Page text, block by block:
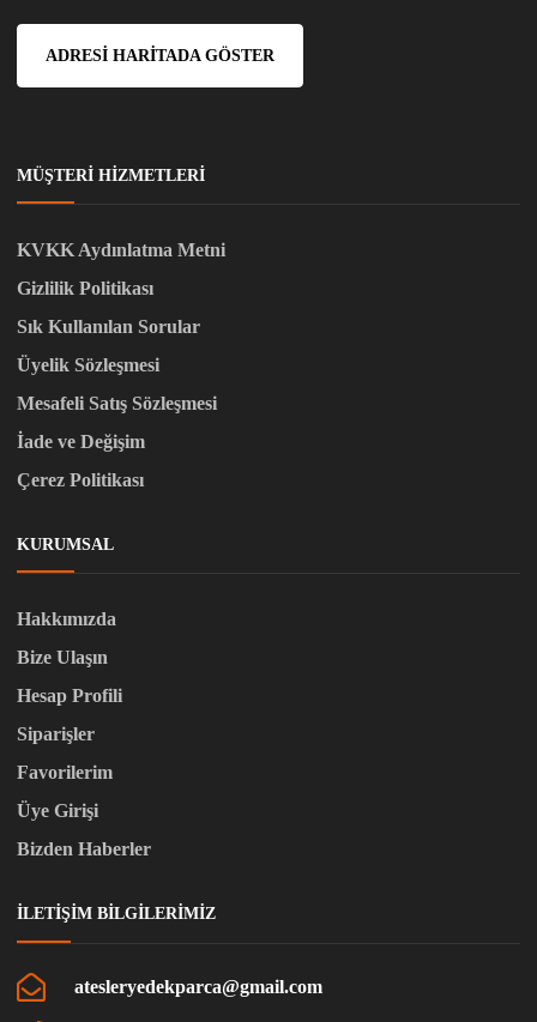
ADRESI HARITADA GÖSTER
MÜŞTERI HIZMETLERI
KVKK Aydınlatma Metni
Gizlilik Politikası
Sık Kullanılan Sorular
Üyelik Sözleşmesi
Mesafeli Satış Sözleşmesi
İade ve Değişim
Çerez Politikası
KURUMSAL
Hakkımızda
Bize Ulaşın
Hesap Profili
Siparişler
Favorilerim
Üye Girişi
Bizden Haberler
İLETIŞIM BILGILERIMIZ
atesleryedekparca@gmail.com